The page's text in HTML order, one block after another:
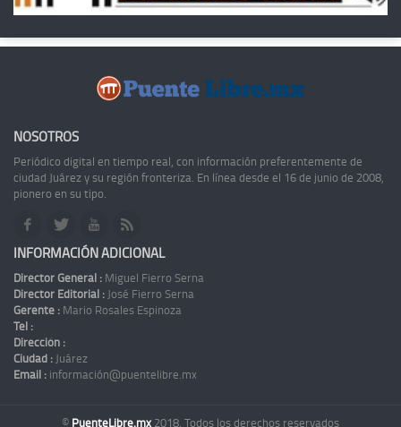
NOSOTROS
Periódico digital en tiempo real, con información preferentemente de
ciudad Juárez y su región fronteriza. En línea desde el 16 de junio de 2008,
pionero en su tipo.
INFORMACIÓN ADICIONAL
Director General : Miguel Fierro Serna
Director Editorial : José Fierro Serna
Gerente : Mario Rosales Espinoza
Tel :
Dirección :
Ciudad : Juárez
Email : información@puentelibre.mx
© PuenteLibre.mx 2018. Todos los derechos reservados